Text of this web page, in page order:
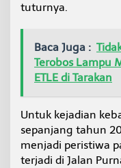
tuturnya.
Baca Juga :
Terobos Lampu
ETLE di Tarakan
Untuk kejadian
sepanjang tahun
menjadi peristiwa
terjadi di Jalan